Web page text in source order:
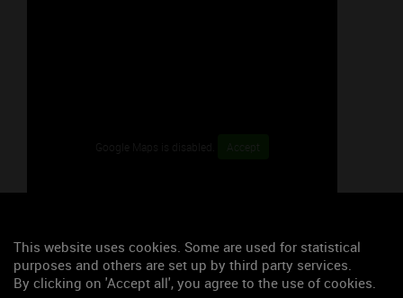
Google Maps is disabled. Accept
This website uses cookies. Some are used for statistical
purposes and others are set up by third party services.
By clicking on 'Accept all', you agree to the use of cookies.